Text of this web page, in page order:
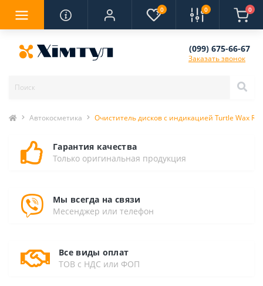
0 0 0
(099) 675-66-67
Заказать звонок
Автокосметика Очиститель дисков с индикацией Turtle Wax
Гарантия качества
Только оригинальная продукция
Мы всегда на связи
Месенджер или телефон
Все виды оплат
ТОВ с НДС или ФОП